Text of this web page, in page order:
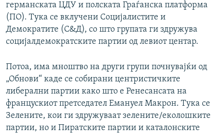
германската ЦДУ и полската Граѓанска платформа
(ПО). Тука се вклучени Социјалистите и
Демократите (С&Д), со што групата ги здружува
социјалдемократските партии од левиот центар.
Потоа, има мноштво на други групи почнувајќи од
„Обнови“ каде се собирани центристичките
либерални партии како што е Ренесансата на
францускиот претседател Емануел Макрон. Тука се
Зелените, кои ги здружуваат зелените/еколошките
партии, но и Пиратските партии и каталонските